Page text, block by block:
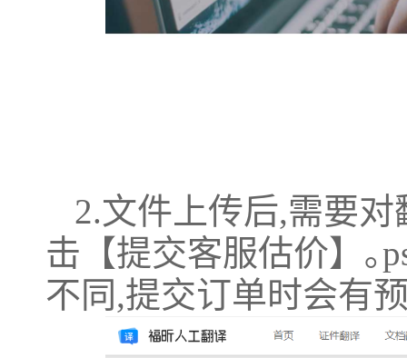
2.文件上传后,需要
击【提交客服估价】｡
不同,提交订单时会有